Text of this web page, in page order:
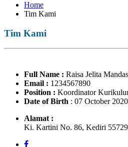
Home
Tim Kami
Tim Kami
Full Name : Raisa Jelita
Email : 1234567890
Position : Koordinator
Date of Birth : 07 October 2020
Alamat :
Ki. Kartini No. 86, Kediri